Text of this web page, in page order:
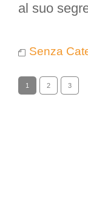
al suo
Senza
1 2 3